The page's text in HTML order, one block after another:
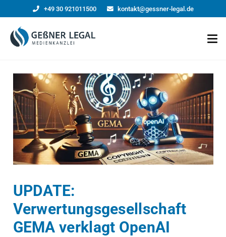
+49 30 921011500 kontakt@gessner-legal.de
UPDATE:
Verwertungsgesellschaft
GEMA verklagt OpenAI